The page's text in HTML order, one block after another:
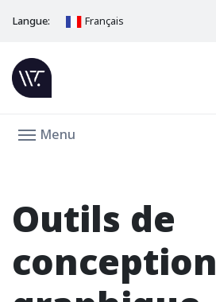
Langue: Français
Menu
Outils de
conception